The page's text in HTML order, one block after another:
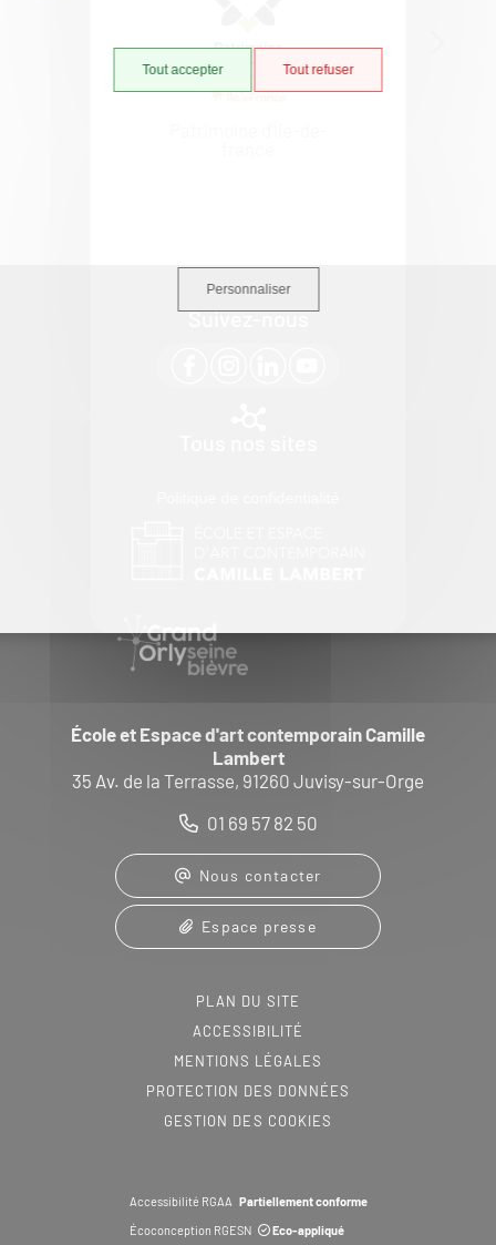
Tout accepter Tout refuser
Personnaliser
Suivez-nous
École et Espace d'art contemporain Camille
Lambert
35 Av. de la Terrasse, 91260 Juvisy-sur-Orge
01 69 57 82 50
Nous contacter
Espace presse
PLAN DU SITE
ACCESSIBILITÉ
MENTIONS LÉGALES
PROTECTION DES DONNÉES
GESTION DES COOKIES
Accessibilité RGAA Partiellement conforme
Écoconception RGESN
Eco-appliqué